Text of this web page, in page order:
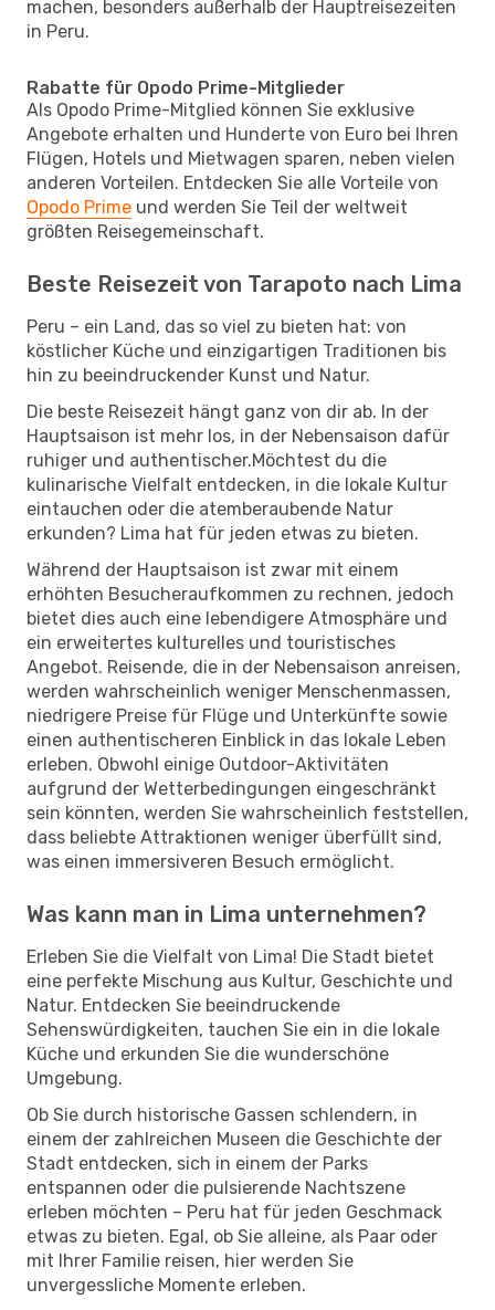
machen, besonders außerhalb der Hauptreisezeiten
in Peru.
Rabatte für Opodo Prime-Mitglieder
Als Opodo Prime-Mitglied können Sie exklusive
Angebote erhalten und Hunderte von Euro bei Ihren
Flügen, Hotels und Mietwagen sparen, neben vielen
anderen Vorteilen. Entdecken Sie alle Vorteile von
Opodo Prime und werden Sie Teil der weltweit
größten Reisegemeinschaft.
Beste Reisezeit von Tarapoto nach Lima
Peru – ein Land, das so viel zu bieten hat: von
köstlicher Küche und einzigartigen Traditionen bis
hin zu beeindruckender Kunst und Natur.
Die beste Reisezeit hängt ganz von dir ab. In der
Hauptsaison ist mehr los, in der Nebensaison dafür
ruhiger und authentischer.Möchtest du die
kulinarische Vielfalt entdecken, in die lokale Kultur
eintauchen oder die atemberaubende Natur
erkunden? Lima hat für jeden etwas zu bieten.
Während der Hauptsaison ist zwar mit einem
erhöhten Besucheraufkommen zu rechnen, jedoch
bietet dies auch eine lebendigere Atmosphäre und
ein erweitertes kulturelles und touristisches
Angebot. Reisende, die in der Nebensaison anreisen,
werden wahrscheinlich weniger Menschenmassen,
niedrigere Preise für Flüge und Unterkünfte sowie
einen authentischeren Einblick in das lokale Leben
erleben. Obwohl einige Outdoor-Aktivitäten
aufgrund der Wetterbedingungen eingeschränkt
sein könnten, werden Sie wahrscheinlich feststellen,
dass beliebte Attraktionen weniger überfüllt sind,
was einen immersiveren Besuch ermöglicht.
Was kann man in Lima unternehmen?
Erleben Sie die Vielfalt von Lima! Die Stadt bietet
eine perfekte Mischung aus Kultur, Geschichte und
Natur. Entdecken Sie beeindruckende
Sehenswürdigkeiten, tauchen Sie ein in die lokale
Küche und erkunden Sie die wunderschöne
Umgebung.
Ob Sie durch historische Gassen schlendern, in
einem der zahlreichen Museen die Geschichte der
Stadt entdecken, sich in einem der Parks
entspannen oder die pulsierende Nachtszene
erleben möchten – Peru hat für jeden Geschmack
etwas zu bieten. Egal, ob Sie alleine, als Paar oder
mit Ihrer Familie reisen, hier werden Sie
unvergessliche Momente erleben.